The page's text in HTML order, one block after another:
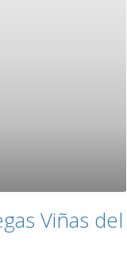
Viñas del